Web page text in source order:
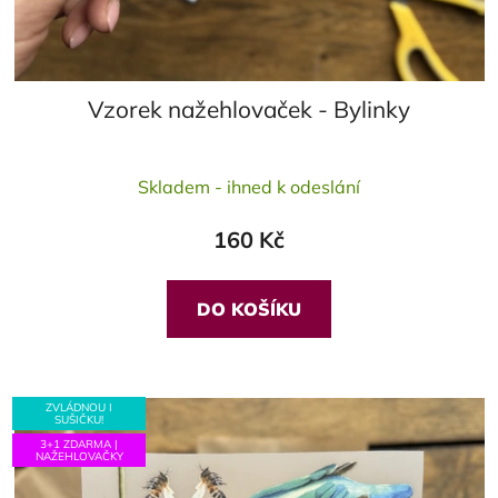
Vzorek nažehlovaček - Bylinky
hodnocení
je
5,0
z
5
Skladem - ihned k odeslání
160 Kč
DO KOŠÍKU
ZVLÁDNOU I
SUŠIČKU!
3+1 ZDARMA |
NAŽEHLOVAČKY